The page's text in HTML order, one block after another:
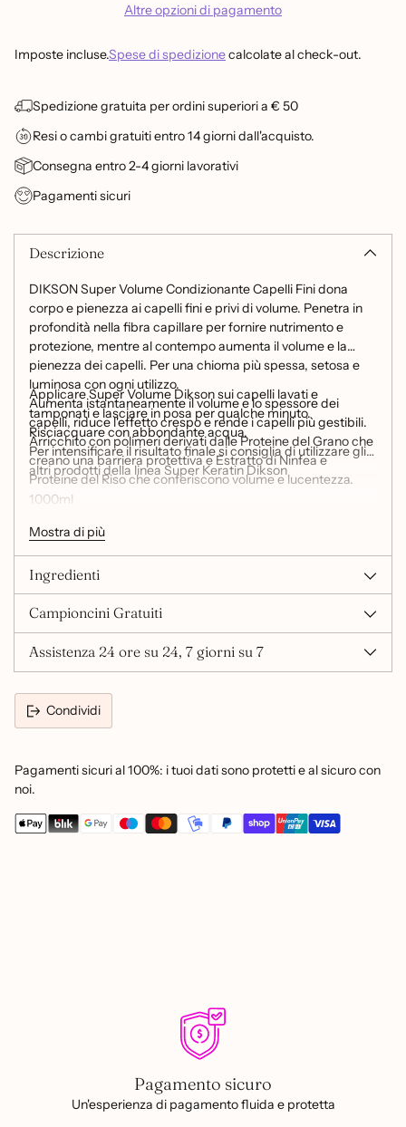
Altre opzioni di pagamento
Imposte incluse.Spese di spedizionecalcolate al check-out.
Spedizione gratuita per ordini superiori a € 50
Resi o cambi gratuiti entro 14 giorni dall'acquisto.
Consegna entro 2-4 giorni lavorativi
Pagamenti sicuri
Descrizione
DIKSON Super Volume Condizionante Capelli Fini dona
corpo e pienezza ai capelli fini e privi di volume. Penetra in
profondità nella fibra capillare per fornire nutrimento e
protezione, mentre al contempo aumenta il volume e la
pienezza dei capelli. Per una chioma più spessa, setosa e
luminosa con ogni utilizzo.
Aumenta istantaneamente il volume e lo spessore dei
capelli, riduce l'effetto crespo e rende i capelli più gestibili.
Arricchito con polimeri derivati dalle Proteine del Grano che
creano una barriera protettiva e Estratto di Ninfea e
Proteine del Riso che conferiscono volume e lucentezza.
Modo d'uso:
Applicare Super Volume Dikson sui capelli lavati e
tamponati e lasciare in posa per qualche minuto.
Risciacquare con abbondante acqua.
Per intensificare il risultato finale si consiglia di utilizzare gli
altri prodotti della linea Super Keratin Dikson
1000ml
Mostra di più
Ingredienti
Campioncini Gratuiti
Assistenza 24 ore su 24, 7 giorni su 7
Condividi
Pagamenti sicuri al 100%: i tuoi dati sono protetti e al sicuro con
noi.
Pagamento sicuro
Un'esperienza di pagamento fluida e protetta